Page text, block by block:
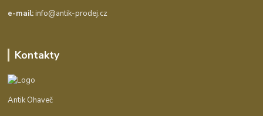
e-mail:info@antik-prodej.cz
Kontakty
Antik Ohaveč